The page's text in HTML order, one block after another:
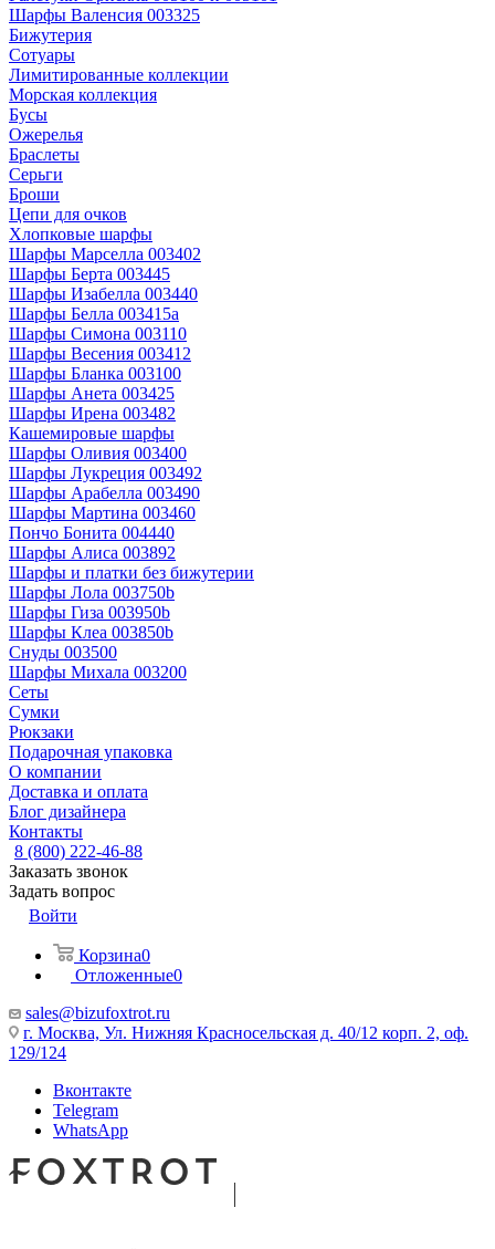
Шарфы Валенсия 003325
Бижутерия
Сотуары
Лимитированные коллекции
Морская коллекция
Бусы
Ожерелья
Браслеты
Серьги
Броши
Цепи для очков
Хлопковые шарфы
Шарфы Марселла 003402
Шарфы Берта 003445
Шарфы Изабелла 003440
Шарфы Белла 003415a
Шарфы Симона 003110
Шарфы Весения 003412
Шарфы Бланка 003100
Шарфы Анета 003425
Шарфы Ирена 003482
Кашемировые шарфы
Шарфы Оливия 003400
Шарфы Лукреция 003492
Шарфы Арабелла 003490
Шарфы Мартина 003460
Пончо Бонита 004440
Шарфы Алиса 003892
Шарфы и платки без бижутерии
Шарфы Лола 003750b
Шарфы Гиза 003950b
Шарфы Клеа 003850b
Снуды 003500
Шарфы Михала 003200
Сеты
Сумки
Рюкзаки
Подарочная упаковка
О компании
Доставка и оплата
Блог дизайнера
Контакты
8 (800) 222-46-88
Заказать звонок
Задать вопрос
Войти
Корзина0
Отложенные0
sales@bizufoxtrot.ru
г. Москва, Ул. Нижняя Красносельская д. 40/12 корп. 2, оф.
129/124
Вконтакте
Telegram
WhatsApp